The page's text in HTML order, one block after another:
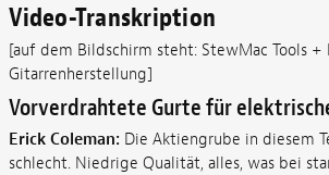
Video-Transkription
[auf dem Bildschirm steht: StewMac Tools
Gitarrenherstellung]
Vorverdrahtete Gurte für
Erick Coleman: Die Aktiengrube in diesem
schlecht. Niedrige Qualität, alles, was bei